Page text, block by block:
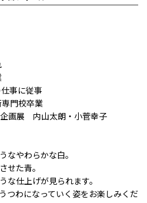
に従事
門校卒業
画展 内山太朗・小菅幸子
なやわらかな白。
せた青。
な仕上げが見られます。
つわになっていく姿をお楽しみくだ